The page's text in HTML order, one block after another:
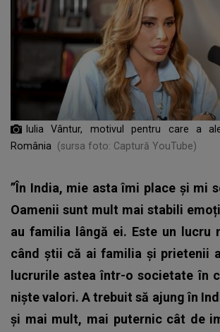
Iulia Vântur, motivul pentru care a
România
(sursa foto: Captură YouTube)
”În India, mie asta îmi place și mi
Oamenii sunt mult mai stabili
au familia lângă ei. Este un lucru
când știi că ai familia și prietenii
lucrurile astea într-o societate în
niște valori. A trebuit să ajung în
și mai mult, mai puternic cât de